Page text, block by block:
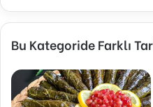
Bu Kategoride Farklı